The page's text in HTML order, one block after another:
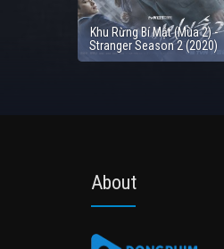
Khu Rừng Bí Mật (Mùa 2) -
Stranger Season 2 (2020)
About